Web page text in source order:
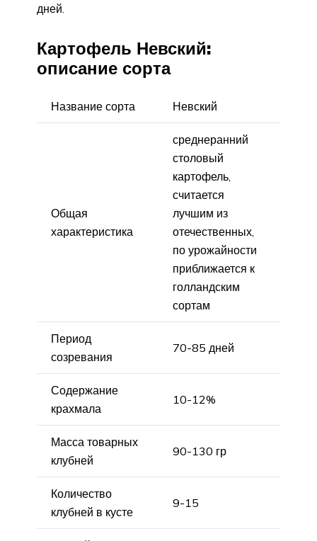
дней.
Картофель Невский:
описание сорта
Название сорта Невский
Общая
характеристика
среднеранний
столовый
картофель,
считается
лучшим из
отечественных,
по урожайности
приближается к
голландским
сортам
Период
созревания
70-85 дней
Содержание
крахмала
10-12%
Масса товарных
клубней
90-130 гр
Количество
клубней в кусте
9-15